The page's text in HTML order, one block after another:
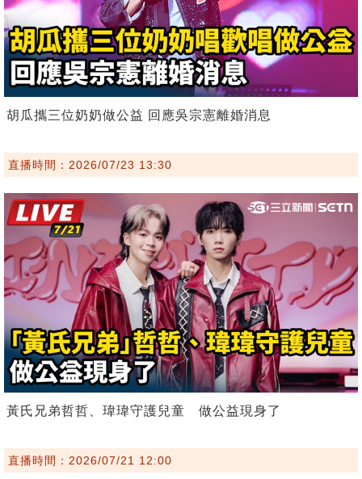
胡瓜攜三位奶奶做公益 回應吳宗憲離婚消息
直播時間：2026/07/23 13:30
黃氏兄弟哲哲、瑋瑋守護兒童 做公益現身了
直播時間：2026/07/21 12:00